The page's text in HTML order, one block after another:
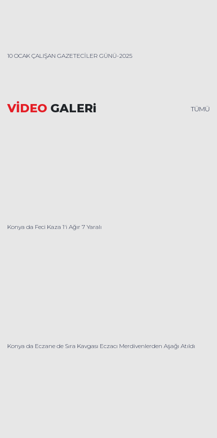
10 OCAK ÇALIŞAN GAZETECİLER GÜNÜ-2025
VİDEO GALERi TÜMÜ
Konya da Feci Kaza 1'i Ağır 7 Yaralı
Konya da Eczane de Sıra Kavgası Eczacı Merdivenlerden Aşağı Atıldı